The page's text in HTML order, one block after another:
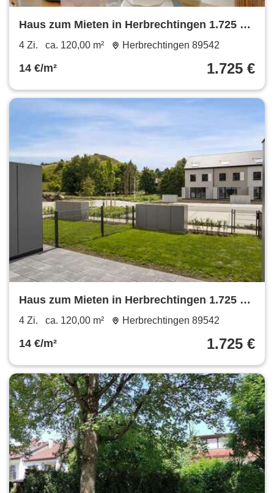
Haus zum Mieten in Herbrechtingen 1.725 €
120 m²
4 Zi. ca. 120,00 m² Herbrechtingen 89542
14 €/m² 1.725 €
Haus zum Mieten in Herbrechtingen 1.725 €
120 m²
4 Zi. ca. 120,00 m² Herbrechtingen 89542
14 €/m² 1.725 €